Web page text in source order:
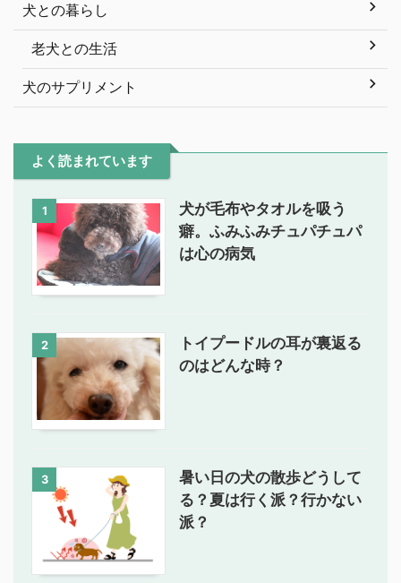
犬との暮らし
老犬との生活
犬のサプリメント
よく読まれています
1
犬が毛布やタオルを吸う
癖。ふみふみチュパチュパ
は心の病気
2
トイプードルの耳が裏返る
のはどんな時？
3
暑い日の犬の散歩どうして
る？夏は行く派？行かない
派？